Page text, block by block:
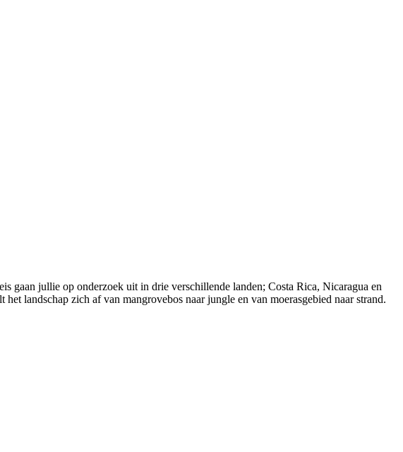
gaan jullie op onderzoek uit in drie verschillende landen; Costa Rica, Nicaragua en
landschap zich af van mangrovebos naar jungle en van moerasgebied naar strand.